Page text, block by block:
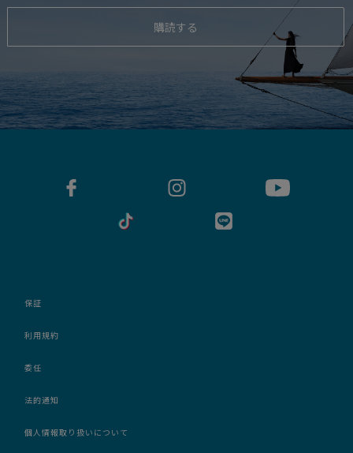
購読する
保証
利用規約
委任
法的通知
個人情報取り扱いについて